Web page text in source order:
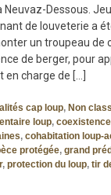
Neuvaz-Dessous.
de louveterie a
un troupeau de
de berger, pour
en charge de […]
cap loup, Non
loup,
, cohabitation loup-
protégée, grand
, protection du loup, tir